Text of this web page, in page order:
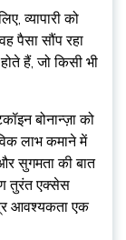
व्यापारी को
पैसा सौंप रहा
हैं, जो किसी भी
बोनान्ज़ा को
लाभ कमाने में
सुगमता की बात
तुरंत एक्सेस
आवश्यकता एक